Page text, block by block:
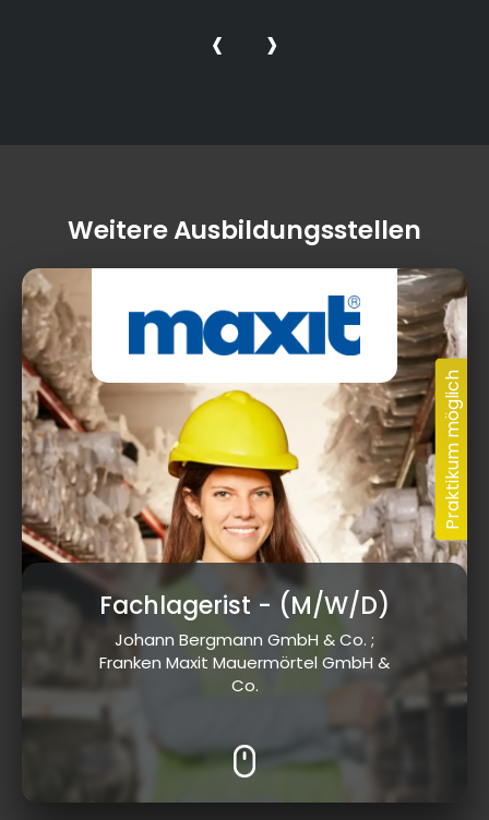
‹ ›
Weitere Ausbildungsstellen
Fachlagerist - (M/W/D)
Johann Bergmann GmbH & Co. ;
Franken Maxit Mauermörtel GmbH &
Co.